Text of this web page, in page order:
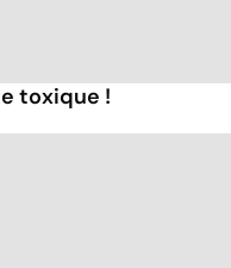
toxique !